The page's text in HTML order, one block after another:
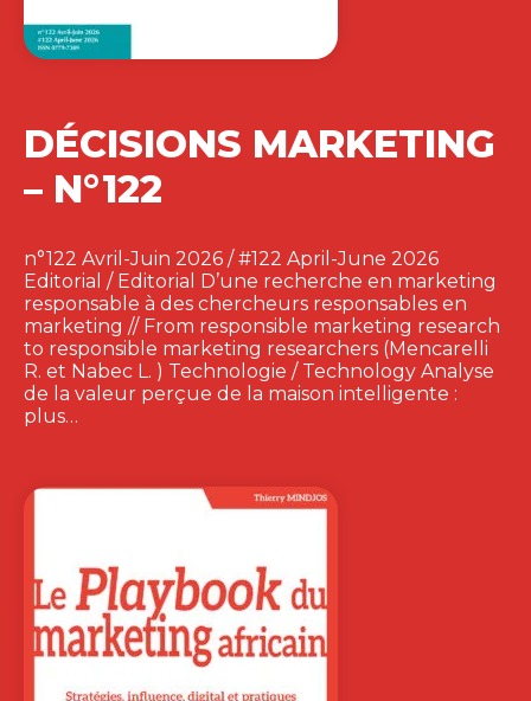
DÉCISIONS MARKETING
– N°122
n°122 Avril-Juin 2026 / #122 April-June 2026
Editorial / Editorial D’une recherche en marketing
responsable à des chercheurs responsables en
marketing // From responsible marketing research
to responsible marketing researchers (Mencarelli
R. et Nabec L. ) Technologie / Technology Analyse
de la valeur perçue de la maison intelligente :
plus…